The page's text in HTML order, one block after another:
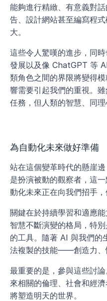
能夠進行精緻、有意義對
告、設計網站甚至編寫程
大。
這些令人驚嘆的進步，同
發展以及像 ChatGPT 等
類角色之間的界限將變得
響需要引起我們的重視。
任務，但人類的智慧、同理
為自動化未來做好準備
站在這個變革時代的懸崖
是扮演被動的觀察者，這
動化未來正在向我們招手
關鍵在於持續學習和適應
智慧不斷演變的格局，特
的工具。隨著 AI 與我們的
法複製的技能——創造力、
最重要的是，參與這些討
來相關的倫理、社會和經
將塑造明天的世界。